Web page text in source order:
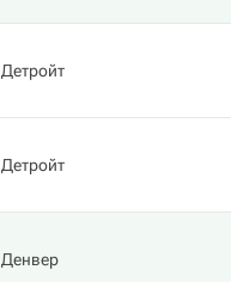
Детройт
Детройт
Денвер